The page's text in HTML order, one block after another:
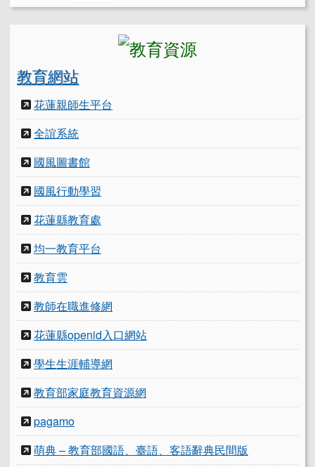
教育網站
花蓮親師生平台
全誼系統
國風圖書館
國風行動學習
花蓮縣教育處
均一教育平台
教育雲
教師在職進修網
花蓮縣openid入口網站
學生生涯輔導網
教育部家庭教育資源網
pagamo
萌典 – 教育部國語、臺語、客語辭典民間版